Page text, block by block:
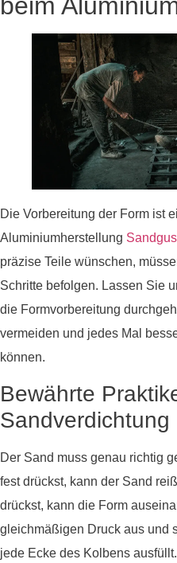
Die Vorbereitung der Form ist
Aluminiumherstellung
präzise Teile wünschen,
Schritte befolgen. Lassen Sie
die Formvorbereitung
vermeiden und jedes Mal
können.
Bewährte
Sandverdichtung
Der Sand muss genau richtig
fest drückst, kann der Sand
drückst, kann die Form
gleichmäßigen Druck aus und
jede Ecke des Kolbens